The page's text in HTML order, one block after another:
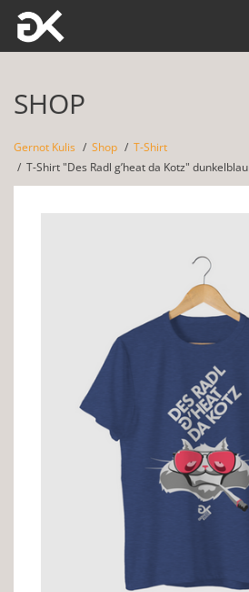
SHOP
Gernot Kulis Shop
T-Shirt
T-Shirt "Des Radl g’heat da Kotz" dunkelblau